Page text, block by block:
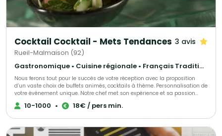
Cocktail Cocktail - Mets Tendances 3 avis
Rueil-Malmaison (92)
Gastronomique • Cuisine régionale • Français Traditionnel
Nous ferons tout pour le succès de votre réception avec la proposition
d’un vaste choix de buffets animés, cocktails à thème. Personnalisation de
votre événement unique. Notre chef met son expérience et sa passion
dans l’élaboration de votre événement, s’adaptant à chacun de vos
convives.
10-1000 • 18€ / pers min.